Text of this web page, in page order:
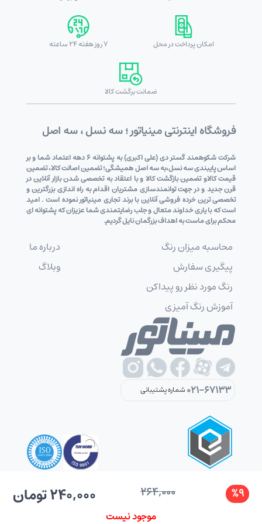
%9
264,000 240,000 تومان
موجود نیست
امکان پرداخت در محل 7 روز هفته 24 ساعته
ضمانت برگشت کالا
فروشگاه اینترنتی مینیاتور ؛ سه نسل ، سه اصل
شرکت شکوهمند گستر دی (علی اکبری) به پشتوانه 6 دهه اعتماد شما و بر
اساس پایبندی سه نسل،به سه اصل همیشگی؛ تضمین اصالت کالا، تضمین
قیمت کالاو تضمین بازگشت کالا و با اعتقاد به تخصصی شدن بازار آنلاین در
قرن جدید و در جهت توانمندسازی مشتریان اقدام به راه اندازی بزرگترین و
تخصصی ترین خرده فروشی آنلاین با برند تجاری مینیاتور نموده است . امید
است که با یاری خداوند متعال و جلب رضایتمندی شما عزیزان که پشتوانه ای
محکم برای ماست به اهداف بزرگمان نایل گردیم.
محاسبه میزان رنگ
پیگیری سفارش
رنگ مورد نظر رو پیداکن
آموزش رنگ آمیزی
درباره ما
وبلاگ
021-67133شماره پشتیبانی
کلیه حقوق این سایت متعلق به شرکت شکوهمندگستر دی می باشد.